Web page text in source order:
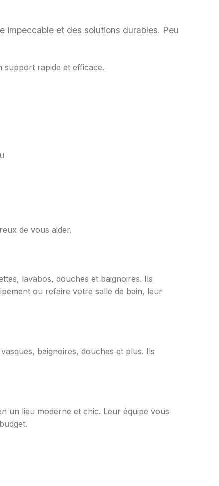
impeccable et des solutions durables. Peu
rapide et efficace.
de vous aider.
lavabos, douches et baignoires. Ils
ou refaire votre salle de bain, leur
baignoires, douches et plus. Ils
un lieu moderne et chic. Leur équipe vous